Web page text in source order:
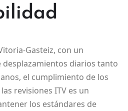
Gasteiz, con un
diarios tanto
el cumplimiento de los
revisiones ITV es un
los estándares de